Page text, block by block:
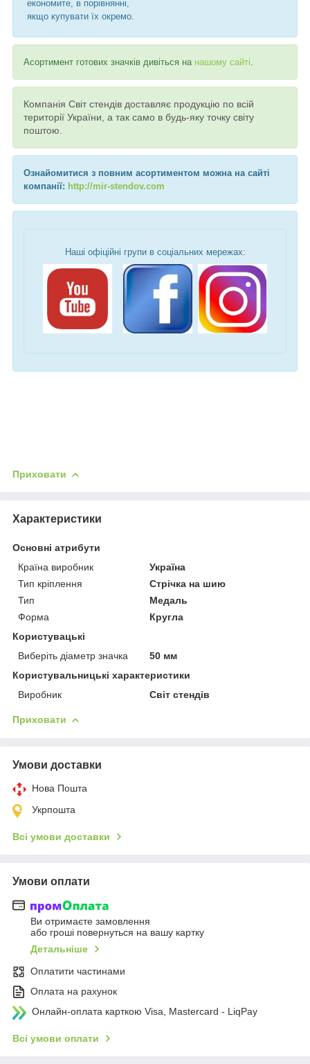
економите, в порівнянні,
якщо купувати їх окремо.
Асортимент готових значків дивіться на нашому сайті
Компанія Світ стендів доставляє продукцію по всій
території України, а так само в будь-яку точку світу
поштою.
Ознайомитися з повним асортиментом можна на сайті
компанії: http://mir-stendov.com
Наші офіційні групи в соціальних мережах:
Приховати
Характеристики
Основні атрибути
Країна виробник
Україна
Тип кріплення
Стрічка на шию
Тип
Медаль
Форма
Кругла
Користувацькі
Виберіть діаметр значка
50 мм
Користувальницькі характеристики
Виробник
Світ стендів
Приховати
Умови доставки
Нова Пошта
Укрпошта
Всі умови доставки
Умови оплати
Ви отримаєте замовлення
або гроші повернуться на вашу картку
Детальніше
Оплатити частинами
Оплата на рахунок
Онлайн-оплата карткою Visa, Mastercard - LiqPay
Всі умови оплати